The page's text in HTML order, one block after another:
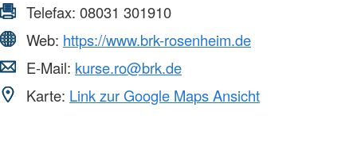
Telefax: 08031 301910
Web: https://www.brk-rosenheim.de
E-Mail: kurse.ro@brk.de
Karte: Link zur Google Maps Ansicht